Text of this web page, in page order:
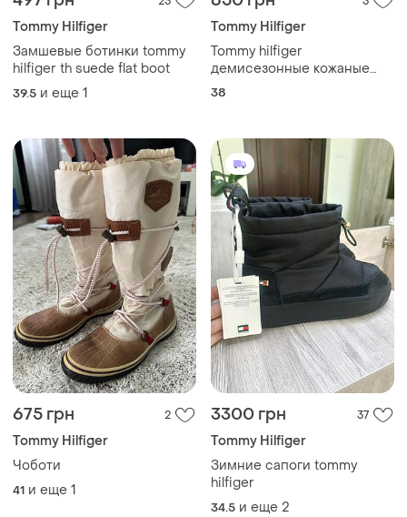
Tommy Hilfiger
Замшевые ботинки tommy
hilfiger th suede flat boot
39.5 и еще 1
Tommy Hilfiger
Tommy hilfiger
демисезонные кожаные
сапоги
38
675 грн 2
Tommy Hilfiger
Чоботи
41 и еще 1
3300 грн 37
Tommy Hilfiger
Зимние сапоги tommy
hilfiger
34.5 и еще 2